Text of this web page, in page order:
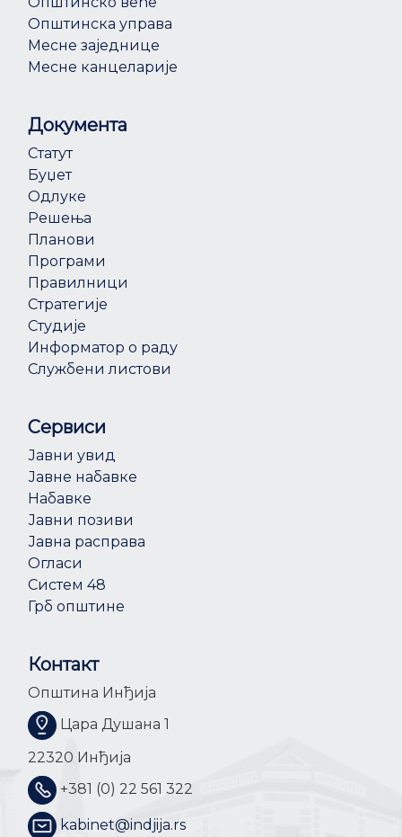
Општинска управа
Месне заједнице
Месне канцеларије
Документа
Статут
Буџет
Одлуке
Решења
Планови
Програми
Правилници
Стратегије
Студије
Информатор о раду
Службени листови
Сервиси
Јавни увид
Јавне набавке
Набавке
Јавни позиви
Јавна расправа
Огласи
Систем 48
Грб општине
Контакт
Општина Инђија
Цара Душана 1
22320 Инђија
+381 (0) 22 561 322
kabinet@indjija.rs